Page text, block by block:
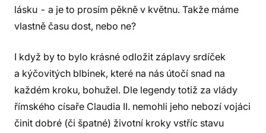
lásku - a je to prosím pěkně v květnu. Takže máme
vlastně času dost, nebo ne?
I když by to bylo krásné odložit záplavy srdíček
a kýčovitých blbinek, které na nás útočí snad na
každém kroku, bohužel. Dle legendy totiž za vlády
římského císaře Claudia II. nemohli jeho nebozí vojáci
činit dobré (či špatné) životní kroky vstříc stavu